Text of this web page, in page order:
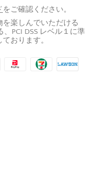
をご確認ください。
楽しんでいただける
PCI DSS レベル１に準
おります。